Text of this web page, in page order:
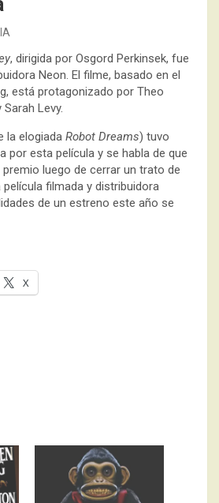
, dirigida por Osgord Perkinsek, fue
Neon. El filme, basado en el
está protagonizado por Theo
Levy.
la elogiada Robot Dreams) tuvo
por esta película y se habla de que
luego de cerrar un trato de
filmada y distribuidora
de un estreno este año se
X